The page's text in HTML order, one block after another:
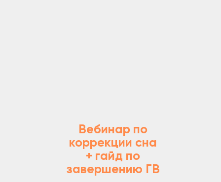
Вебинар по
коррекции сна
+ гайд по
завершению ГВ